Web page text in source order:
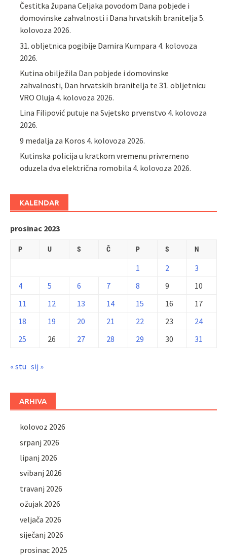
Čestitka župana Celjaka povodom Dana pobjede i
domovinske zahvalnosti i Dana hrvatskih branitelja 5.
kolovoza 2026.
31. obljetnica pogibije Damira Kumpara 4. kolovoza
2026.
Kutina obilježila Dan pobjede i domovinske
zahvalnosti, Dan hrvatskih branitelja te 31. obljetnicu
VRO Oluja 4. kolovoza 2026.
Lina Filipović putuje na Svjetsko prvenstvo 4. kolovoza
2026.
9 medalja za Koros 4. kolovoza 2026.
Kutinska policija u kratkom vremenu privremeno
oduzela dva električna romobila 4. kolovoza 2026.
KALENDAR
prosinac 2023
P U S Č P S N
1 2
3
4
5 6 7 8 9
10
11
12 13 14 15 16
17
18
19 20 21 22 23
24
25
26 27 28 29 30 31
« stu sij »
ARHIVA
kolovoz 2026
srpanj 2026
lipanj 2026
svibanj 2026
travanj 2026
ožujak 2026
veljača 2026
siječanj 2026
prosinac 2025